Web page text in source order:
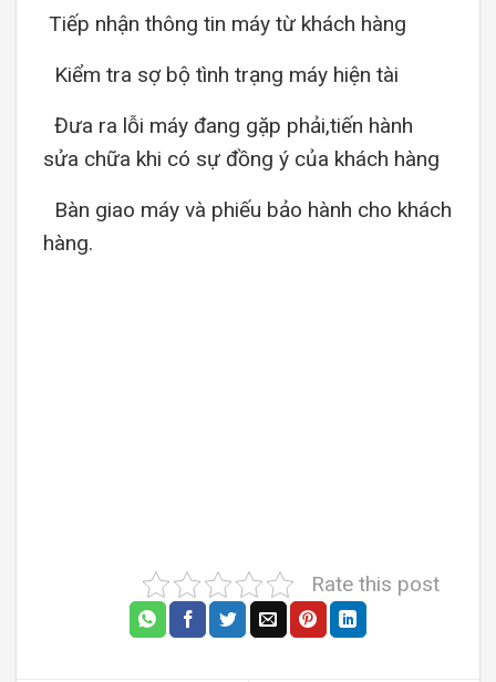
Tiếp nhận thông tin máy từ khách hàng
Kiểm tra sợ bộ tình trạng máy hiện tài
Đưa ra lỗi máy đang gặp phải,tiến hành
sửa chữa khi có sự đồng ý của khách hàng
Bàn giao máy và phiếu bảo hành cho khách
hàng.
Rate this post